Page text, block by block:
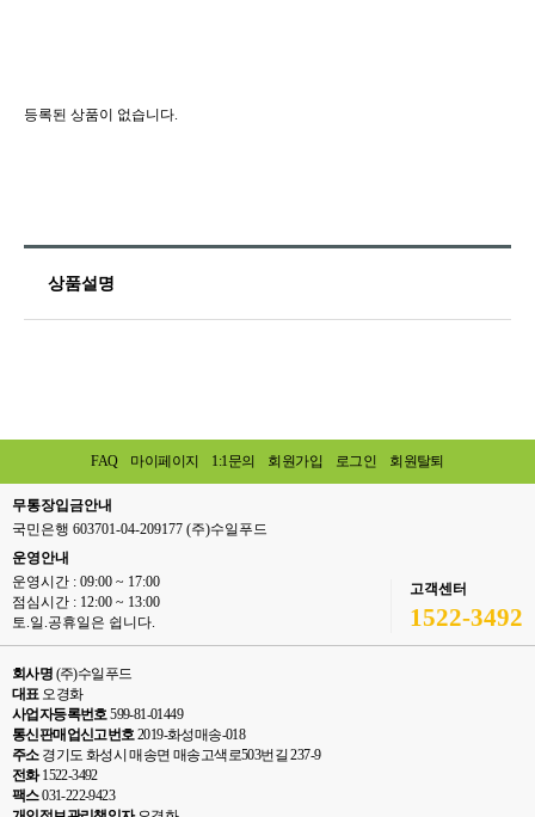
등록된 상품이 없습니다.
상품설명
FAQ 마이페이지 1:1문의 회원가입 로그인 회원탈퇴
무통장입금안내
국민은행 603701-04-209177 (주)수일푸드
운영안내
운영시간 : 09:00 ~ 17:00
점심시간 : 12:00 ~ 13:00
토.일.공휴일은 쉽니다.
고객센터
1522-3492
회사명 (주)수일푸드
대표오경화
사업자등록번호599-81-01449
통신판매업신고번호2019-화성매송-018
주소경기도 화성시 매송면 매송고색로503번길 237-9
전화1522-3492
팩스031-222-9423